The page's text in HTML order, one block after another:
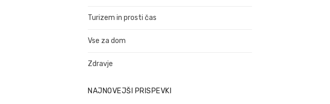
Turizem in prosti čas
Vse za dom
Zdravje
NAJNOVEJŠI PRISPEVKI